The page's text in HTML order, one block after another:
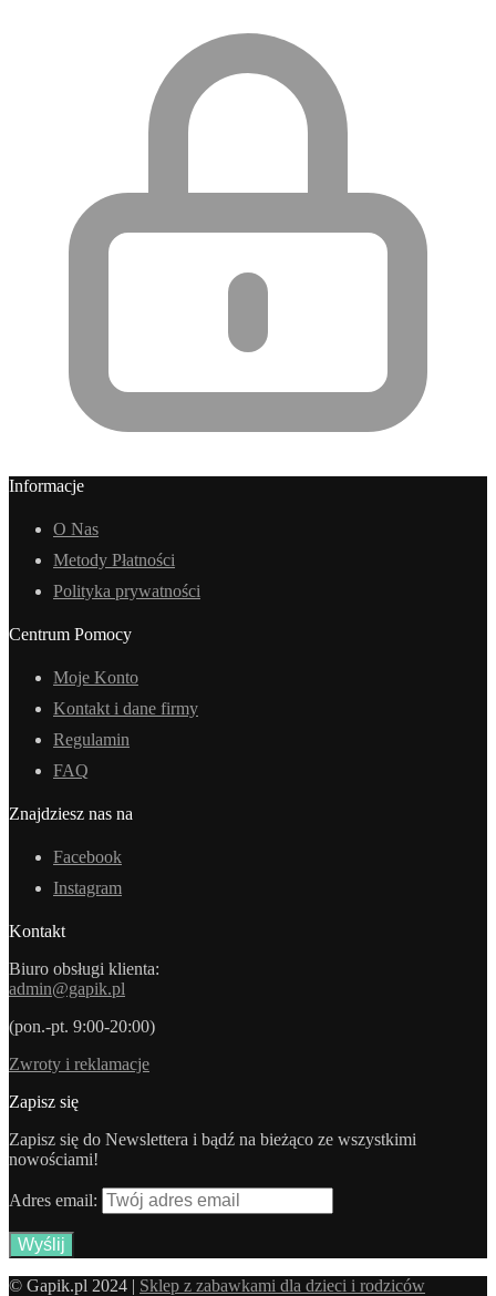
Informacje
O Nas
Metody Płatności
Polityka prywatności
Centrum Pomocy
Moje Konto
Kontakt i dane firmy
Regulamin
FAQ
Znajdziesz nas na
Facebook
Instagram
Kontakt
Biuro obsługi klienta:
admin@gapik.pl
(pon.-pt. 9:00-20:00)
Zwroty i reklamacje
Zapisz się
Zapisz się do Newslettera i bądź na bieżąco ze wszystkimi
nowościami!
Adres email:
© Gapik.pl 2024 | Sklep z zabawkami dla dzieci i rodziców